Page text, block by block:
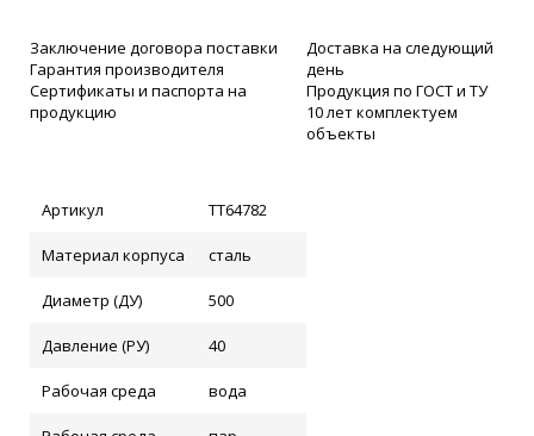
Заключение договора поставки
Гарантия производителя
Сертификаты и паспорта на
продукцию
Доставка на следующий
день
Продукция по ГОСТ и ТУ
10 лет комплектуем
объекты
Артикул ТТ64782
Материал корпуса сталь
Диаметр (ДУ) 500
Давление (РУ) 40
Рабочая среда вода